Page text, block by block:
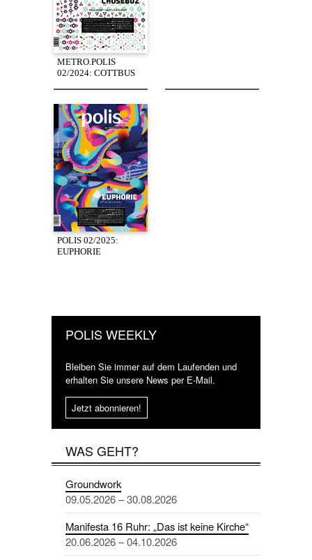
METRO.POLIS
02/2024: COTTBUS
POLIS 02/2025:
EUPHORIE
POLIS WEEKLY
Bleiben Sie immer auf dem Laufenden und
erhalten Sie unsere News per E-Mail.
Jetzt abonnieren!
WAS GEHT?
Groundwork
09.05.2026 – 30.08.2026
Manifesta 16 Ruhr: „Das ist keine Kirche“
20.06.2026 – 04.10.2026